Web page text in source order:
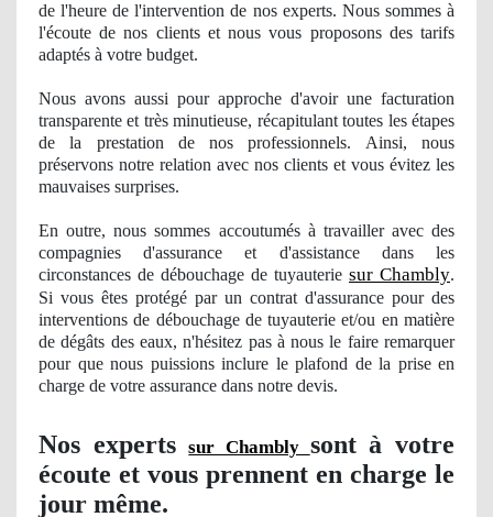
de l'heure de l'intervention de nos experts. Nous sommes à
l'écoute de nos clients et nous vous proposons des tarifs
adaptés à votre budget.
Nous avons aussi pour approche d'avoir une facturation
transparente et très minutieuse, récapitulant toutes les étapes
de la prestation de nosprofessionnels. Ainsi, nous
préservons notre relation avec nos clients et vous évitez les
mauvaises surprises.
En outre, nous sommes accoutumés à travailler avec des
compagnies d'assurance et d'assistance dans les
circonstances de débouchage de tuyauterie sur Chambly.
Si vous êtes protégé par un contrat d'assurance pour des
interventions de débouchage de tuyauterie et/ou en matière
de dégâts des eaux, n'hésitez pas à nous le faire remarquer
pour que nous puissions inclure le plafond de la prise en
charge de votre assurance dans notre devis.
Nos expertssur Chambly sont à votre
écoute et vous prennent en charge le
jour même.